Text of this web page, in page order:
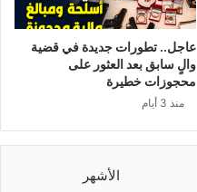
عاجل.. تطورات جديدة في قضية
والٍ سابق بعد العثور على
محجوزات خطيرة
منذ 3 أيام
الأشهر